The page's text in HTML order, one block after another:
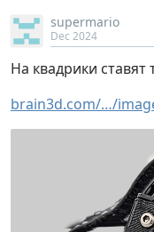
supermario
Dec 2024
На квадрики
brain3d.com/…/